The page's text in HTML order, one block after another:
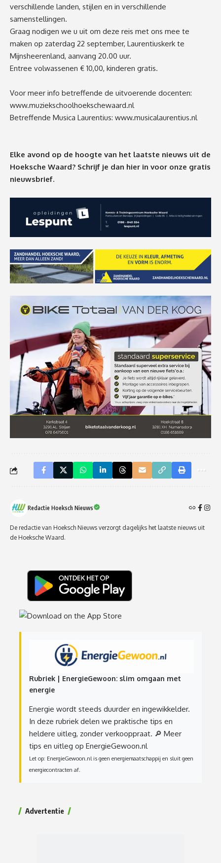
verschillende landen, stijlen en in verschillende
samenstellingen.
Graag nodigen we u uit om deze reis met ons mee te
maken op zaterdag 22 september, Laurentiuskerk te
Mijnsheerenland, aanvang 20.00 uur.
Entree volwassenen € 10,00, kinderen gratis.
Voor meer info betreffende de uitvoerende docenten:
www.muziekschoolhoekschewaard.nl
Betreffende Musica Laurentius: www.musicalaurentius.nl
Elke avond op de hoogte van het laatste nieuws uit de
Hoeksche Waard? Schrijf je dan hier in voor onze gratis
nieuwsbrief.
Redactie Hoeksch Nieuws
De redactie van Hoeksch Nieuws verzorgt dagelijks het laatste nieuws uit
de Hoeksche Waard.
Rubriek | EnergieGewoon: slim omgaan met
energie
Energie wordt steeds duurder en ingewikkelder.
In deze rubriek delen we praktische tips en
heldere uitleg, zonder verkooppraat. 🔎 Meer
tips en uitleg op EnergieGewoon.nl
Let op: EnergieGewoon.nl is geen energiemaatschappij en sluit geen
energiecontracten af.
Advertentie